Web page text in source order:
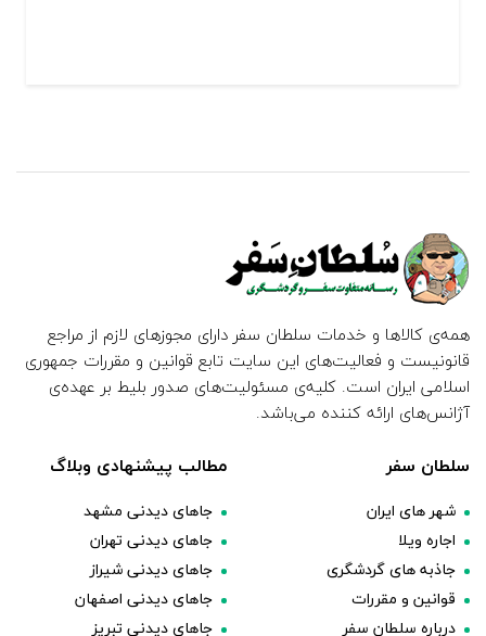
همه‌ی کالاها و خدمات سلطان سفر دارای مجوزهای لازم از مراجع
قانونیست و فعالیت‌های این سایت تابع قوانین و مقررات جمهوری
اسلامی ایران است. کلیه‌ی مسئولیت‌های صدور بلیط بر عهده‌ی
آژانس‌های ارائه کننده می‌باشد.
سلطان سفر
شهر های ایران
اجاره ویلا
جاذبه های گردشگری
قوانین و مقررات
درباره سلطان سفر
مطالب پیشنهادی وبلاگ
جاهای دیدنی مشهد
جاهای دیدنی تهران
جاهای دیدنی شیراز
جاهای دیدنی اصفهان
جاهای دیدنی تبریز